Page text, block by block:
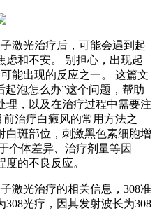
激光治疗后，可能会遇到起
虑和不安。 别担心，出现起
能出现的反应之一。 这篇文
起泡怎么办”这个问题，帮助
理，以及在治疗过程中需要注
治疗白癜风的常用方法之
白斑部位，刺激黑色素细胞增
个体差异、治疗剂量等因
的不良反应。
激光治疗的相关信息，308准
光疗，因其发射波长为308